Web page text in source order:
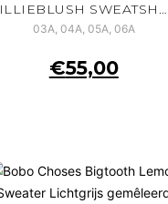
BILLIEBLUSH SWEATSHIRT ROZE
03A, 04A, 05A, 06A
€55,00